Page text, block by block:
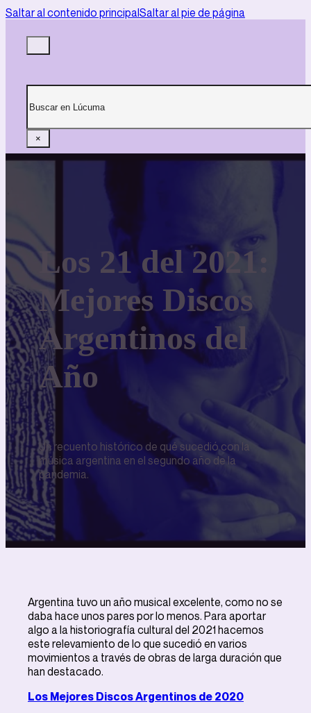
Saltar al contenido principalSaltar al pie de página
×
Los 21 del 2021:
Mejores Discos
Argentinos del
Año
Un recuento histórico de qué sucedió con la
música argentina en el segundo año de la
pandemia.
Argentina tuvo un año musical excelente, como no se
daba hace unos pares por lo menos. Para aportar
algo a la historiografía cultural del 2021 hacemos
este relevamiento de lo que sucedió en varios
movimientos a través de obras de larga duración que
han destacado.
Los Mejores Discos Argentinos de 2020